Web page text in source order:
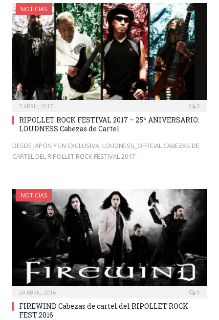
NOTICIAS
7 ABRIL, 2017 0
RIPOLLET ROCK FESTIVAL 2017 – 25º ANIVERSARIO:
LOUDNESS Cabezas de Cartel
DESDE JAPÓN Y EN EXCLUSIVA, LOUDNESS_OFFICIAL CABEZAS DE
CARTEL DEL RIPOLLET ROCK FESTIVAL 2017 -…
NOTICIAS
24 ABRIL, 2016 0
FIREWIND Cabezas de cartel del RIPOLLET ROCK
FEST 2016